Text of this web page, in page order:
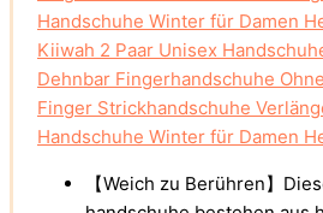
Kiiwah 2 Paar Unisex
Dehnbar Fingerhandschuhe
Finger Strickhandschuhe
Handschuhe Winter für Damen
【Weich zu Berühren】